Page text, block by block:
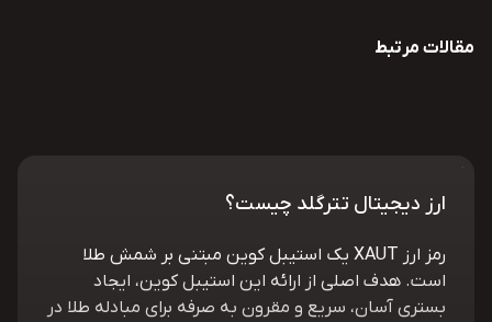
مقالات مرتبط
ارز دیجیتال تترگلد چیست؟
رمز ارز XAUT یک استیبل کوین مبتنی بر شمش طلا
است. هدف اصلی از ارائه این استیبل کوین، ایجاد
بستری آسان، سریع و مقرون‌ به‌ صرفه برای مبادله طلا در